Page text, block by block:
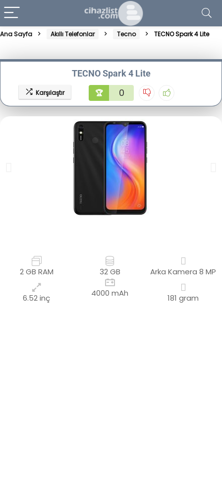
Ana Sayfa Akıllı Telefonlar Tecno TECNO Spark 4 Lite
TECNO Spark 4 Lite
Karşılaştır 🏆 0
2 GB RAM 32 GB Arka Kamera8 MP
6.52 inç 4000 mAh 181 gram